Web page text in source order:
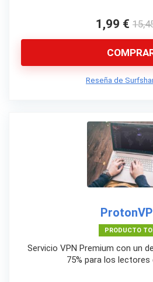
1,99 €
Reseña de
PRODUCTO
Servicio VPN Premium con un
75% para los lectores